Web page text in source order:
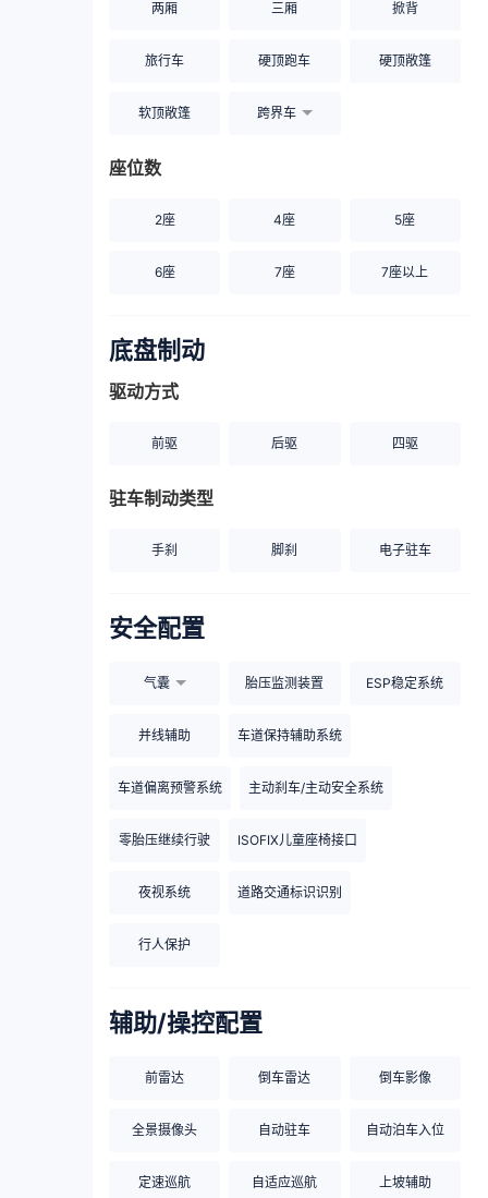
两厢 三厢 掀背
旅行车 硬顶跑车 硬顶敞篷
软顶敞篷 跨界车
座位数
2座 4座 5座
6座 7座 7座以上
底盘制动
驱动方式
前驱 后驱 四驱
驻车制动类型
手刹 脚刹 电子驻车
安全配置
气囊 胎压监测装置 ESP稳定系统
并线辅助 车道保持辅助系统
车道偏离预警系统 主动刹车/主动安全系统
零胎压继续行驶 ISOFIX儿童座椅接口
夜视系统 道路交通标识识别
行人保护
辅助/操控配置
前雷达 倒车雷达 倒车影像
全景摄像头 自动驻车 自动泊车入位
定速巡航 自适应巡航 上坡辅助